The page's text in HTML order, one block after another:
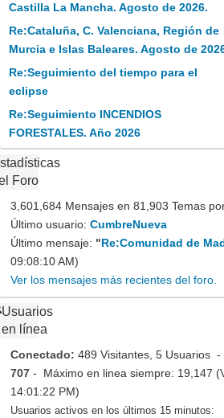
Castilla La Mancha. Agosto de 2026.
Re:Cataluña, C. Valenciana, Región de
Murcia e Islas Baleares. Agosto de
Re:Seguimiento del tiempo para el
eclipse
Re:Seguimiento INCENDIOS
FORESTALES. Año 2026
Foro
3,601,684 Mensajes en 81,903 Temas
Último usuario: CumbreNueva
Último mensaje: "Re:Comunidad de
09:08:10 AM)
Ver los mensajes más recientes del foro.
Usuarios
en línea
Conectado: 489 Visitantes, 5 Usuarios -
707 - Máximo en linea siempre: 19,147
14:01:22 PM)
Usuarios activos en los últimos 15 minutos: